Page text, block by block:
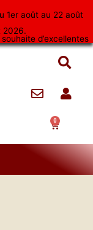
1er août au 22 août
2026.
d’excellentes
0 Panier